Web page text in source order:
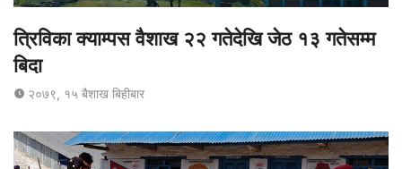
त्रिविका क्याम्पस वैशाख २२ गतेदेखि जेठ १३ गतेसम्म
बिदा
२०७९, १५ बैशाख बिहीबार